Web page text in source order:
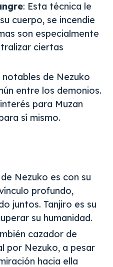
: Esta técnica le
cuerpo, se incendie
son especialmente
ciertas
notables de Nezuko
entre los demonios.
para Muzan
sí mismo.
Nezuko es con su
profundo,
juntos. Tanjiro es su
su humanidad.
cazador de
por Nezuko, a pesar
hacia ella